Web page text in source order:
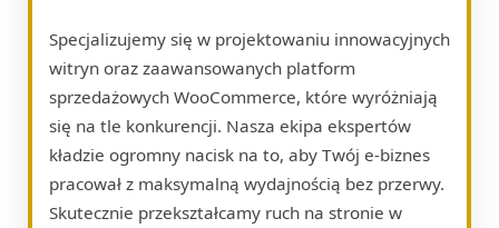
Specjalizujemy się w projektowaniu innowacyjnych
witryn oraz zaawansowanych platform
sprzedażowych WooCommerce, które wyróżniają
się na tle konkurencji. Nasza ekipa ekspertów
kładzie ogromny nacisk na to, aby Twój e-biznes
pracował z maksymalną wydajnością bez przerwy.
Skutecznie przekształcamy ruch na stronie w